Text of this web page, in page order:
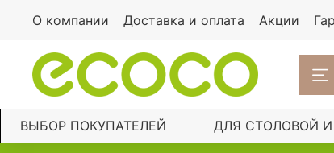
О компании Доставка и оплата Акции
ВЫБОР ПОКУПАТЕЛЕЙ ДЛЯ СТОЛОВОЙ И